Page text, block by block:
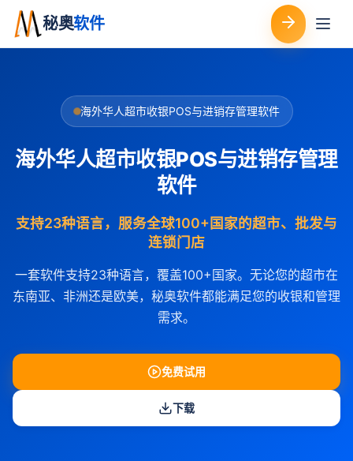
秘奥软件
海外华人超市收银POS与进销存管理软件
海外华人超市收银POS与进销存管理
软件
支持23种语言，服务全球100+国家的超市、批发与
连锁门店
一套软件支持23种语言，覆盖100+国家。无论您的超市在
东南亚、非洲还是欧美，秘奥软件都能满足您的收银和管理
需求。
免费试用
下载